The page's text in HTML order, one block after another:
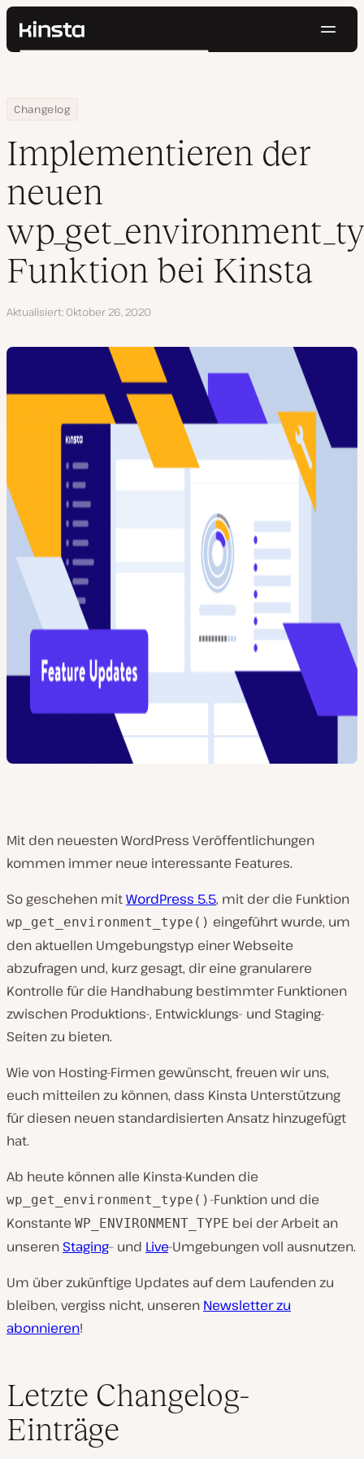
Kinsta®
Preise
Kontakt
Suchen
Home
Changelog
Implementieren der neuen wp_get_environment_type()-
Implementieren der
neuen
Funktion bei Kinsta
Aktualisiert Oktober 26, 2020
Mit den neuesten WordPress Veröffentlichungen
kommen immer neue interessante Features.
So geschehen mitWordPress 5.5, mit der die Funktion
wp_get_environment_type() eingeführt wurde, um
den aktuellen Umgebungstyp einer Webseite
abzufragen und, kurz gesagt, dir eine granularere
Kontrolle für die Handhabung bestimmter Funktionen
zwischen Produktions-, Entwicklungs- und Staging-
Seiten zu bieten.
Wie von Hosting-Firmen gewünscht, freuen wir uns,
euch mitteilen zu können, dass Kinsta Unterstützung
für diesen neuen standardisierten Ansatz hinzugefügt
hat.
Ab heute können alle Kinsta-Kunden die
wp_get_environment_type()-Funktion und die
Konstante WP_ENVIRONMENT_TYPE bei der Arbeit an
unseren Staging– und Live-Umgebungen voll ausnutzen.
Um über zukünftige Updates auf dem Laufenden zu
bleiben, vergiss nicht, unseren Newsletter zu
abonnieren!
Letzte Changelog-
Einträge